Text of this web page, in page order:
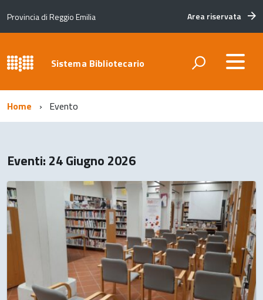
Provincia di Reggio Emilia Area riservata
Sistema Bibliotecario
Home Evento
Eventi: 24 Giugno 2026